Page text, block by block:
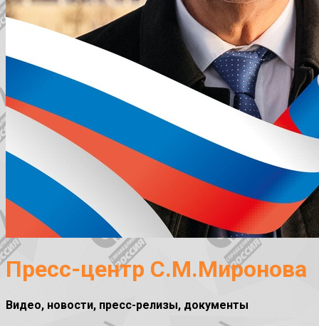
Пресс-центр С.М.Миронова
Видео, новости, пресс-релизы, документы